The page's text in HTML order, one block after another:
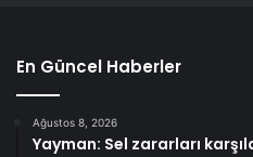
En Güncel Haberler
Ağustos 8, 2026
Yayman: Sel zararları